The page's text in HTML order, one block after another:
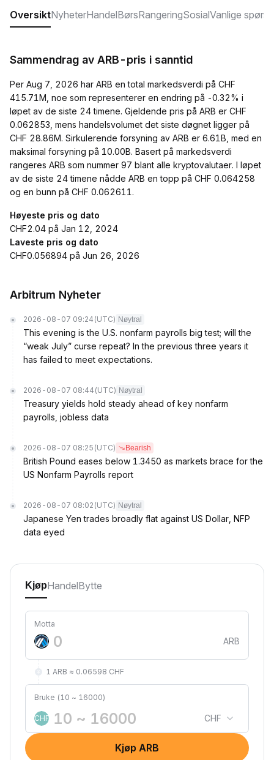
OversiktNyheterHandelBørsRangeringSosialVanlige
Sammendrag av ARB-pris i sanntid
Per Aug 7, 2026 har ARB en total markedsverdi på CHF
415.71M, noe som representerer en endring på -0.32% i
løpet av de siste 24 timene. Gjeldende pris på ARB er CHF
0.062853, mens handelsvolumet det siste døgnet ligger på
CHF 28.86M. Sirkulerende forsyning av ARB er 6.61B, med en
maksimal forsyning på 10.00B. Basert på markedsverdi
rangeres ARB som nummer 97 blant alle kryptovalutaer. I løpet
av de siste 24 timene nådde ARB en topp på CHF 0.064258
og en bunn på CHF 0.062611.
Høyeste pris og dato
CHF2.04 på Jan 12, 2024
Laveste pris og dato
CHF0.056894 på Jun 26, 2026
Arbitrum Nyheter
2026-08-07 09:24 (UTC) Nøytral
This evening is the U.S. nonfarm payrolls big test; will the
“weak July” curse repeat? In the previous three years it
has failed to meet expectations.
2026-08-07 08:44 (UTC) Nøytral
Treasury yields hold steady ahead of key nonfarm
payrolls, jobless data
2026-08-07 08:25 (UTC) Bearish
British Pound eases below 1.3450 as markets brace for the
US Nonfarm Payrolls report
2026-08-07 08:02 (UTC) Nøytral
Japanese Yen trades broadly flat against US Dollar, NFP
data eyed
KjøpHandelBytte
Motta
ARB
1 ARB ≈ 0.06598 CHF
Bruke (10 ~ 16000)
CHF CHF
Kjøp ARB